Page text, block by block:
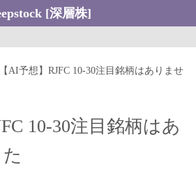
[深層株]
【AI予想】RJFC 10-30注目銘柄はありませ
10-30注目銘柄はあ